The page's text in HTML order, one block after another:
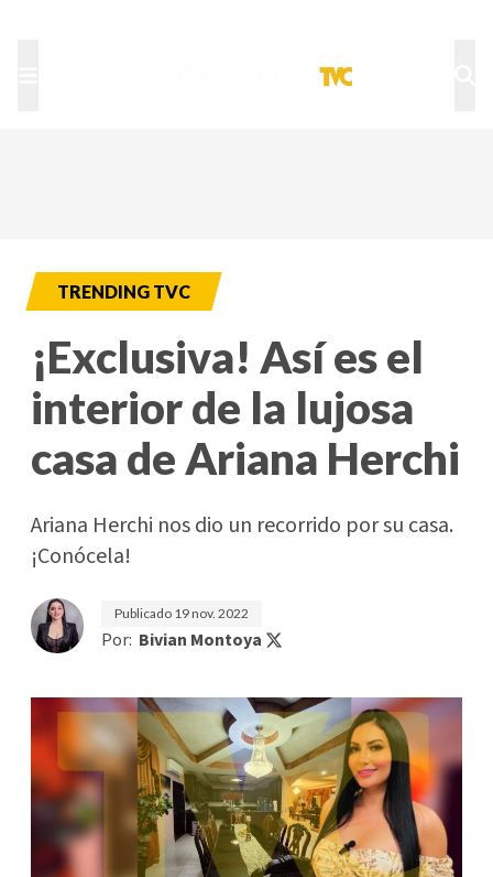
TRENDING TVC
¡Exclusiva! Así es el
interior de la lujosa
casa de Ariana Herchi
Ariana Herchi nos dio un recorrido por su casa.
¡Conócela!
Publicado 19 nov. 2022
Por: Bivian Montoya